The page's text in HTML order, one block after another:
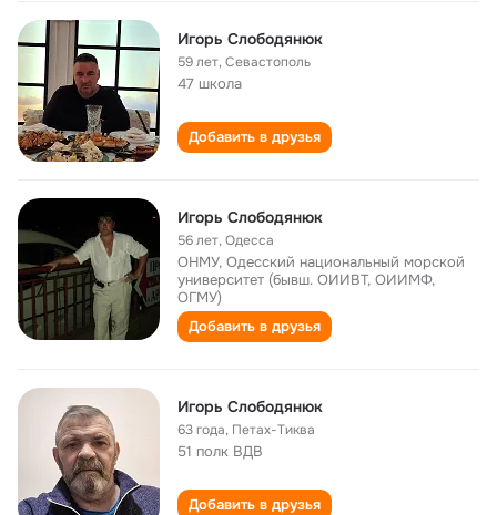
Игорь Слободянюк
59 лет,Севастополь
47 школа
Добавить в друзья
Игорь Слободянюк
56 лет,Одесса
ОНМУ, Одесский национальный морской
университет (бывш. ОИИВТ, ОИИМФ,
ОГМУ)
Добавить в друзья
Игорь Слободянюк
63 года, Петах-Тиква
51 полк ВДВ
Добавить в друзья